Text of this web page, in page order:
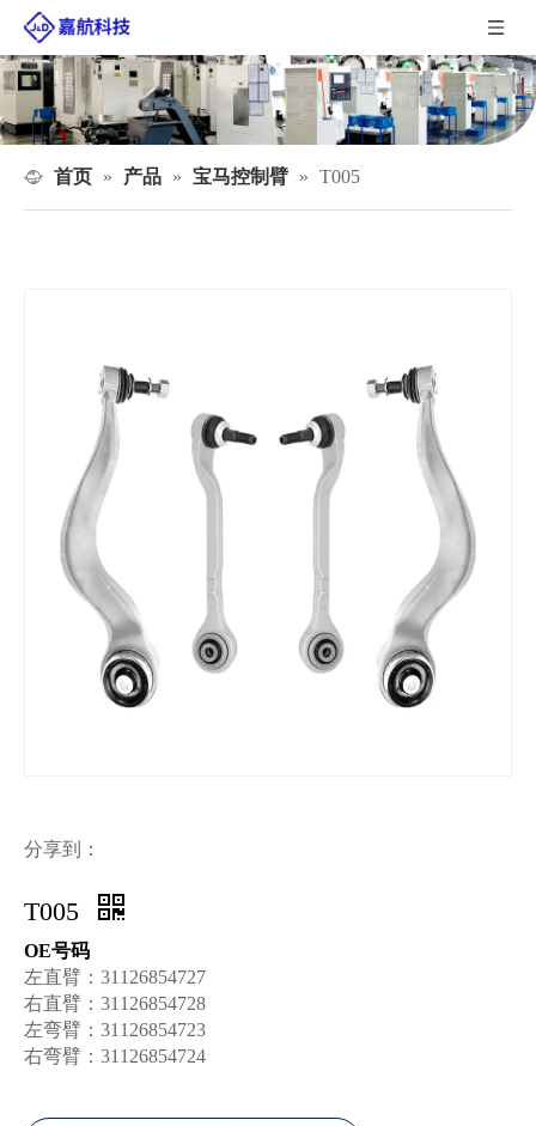
首页 » 产品 » 宝马控制臂 » T005
分享到：
T005
OE号码
左直臂：31126854727
右直臂：31126854728
左弯臂：31126854723
右弯臂：31126854724